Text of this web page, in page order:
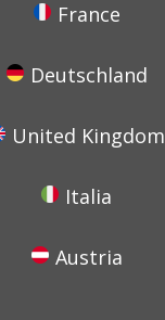
France
Deutschland
United Kingdom
Italia
Austria